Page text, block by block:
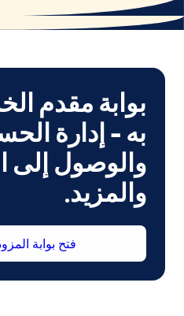
بوابة مقدم
به - إدارة
والوصول إلى
والمزيد.
فتح بوابة